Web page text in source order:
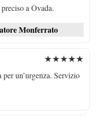
a Ovada.
Monferrato
★★★★★
un’urgenza. Servizio